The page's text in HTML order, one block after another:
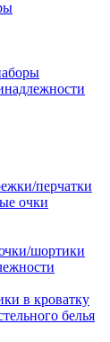
перчатки
очки
шортики
в кроватку
белья